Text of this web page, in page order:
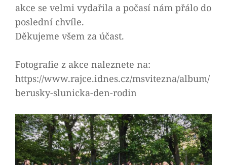
akce se velmi vydařila a počasí nám přálo do
poslední chvíle.
Děkujeme všem za účast.
Fotografie z akce naleznete na:
https://www.rajce.idnes.cz/msvitezna/album/
berusky-slunicka-den-rodin